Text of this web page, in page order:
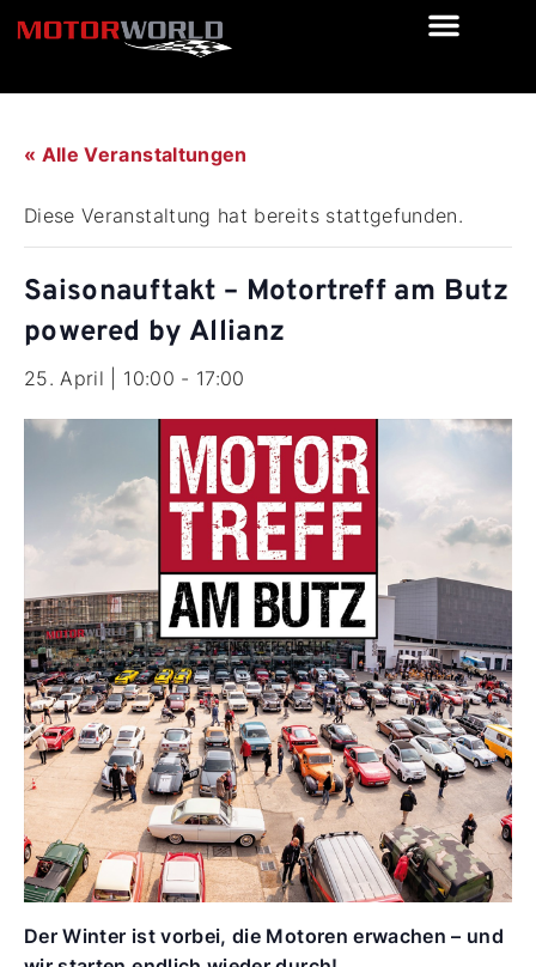
« Alle Veranstaltungen
Diese Veranstaltung hat bereits stattgefunden.
Saisonauftakt – Motortreff am Butz
powered by Allianz
25. April | 10:00 - 17:00
Der Winter ist vorbei, die Motoren erwachen – und